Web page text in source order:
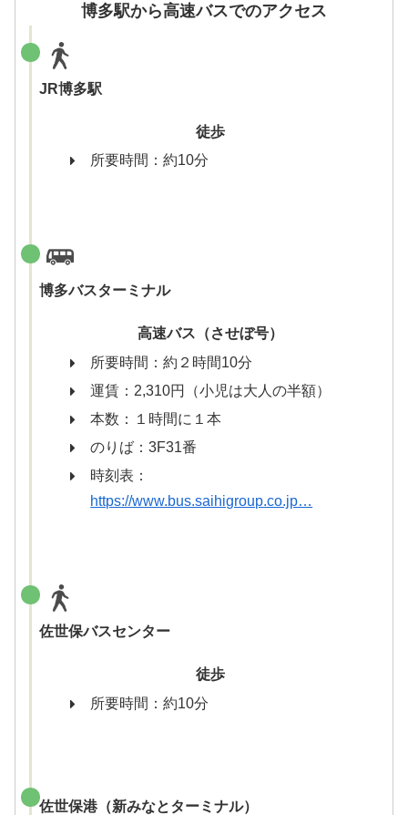
博多駅から高速バスでのアクセス
JR博多駅
徒歩
所要時間：約10分
博多バスターミナル
高速バス（させぼ号）
所要時間：約２時間10分
運賃：2,310円（小児は大人の半額）
本数：１時間に１本
のりば：3F31番
時刻表：
https://www.bus.saihigroup.co.jp…
佐世保バスセンター
徒歩
所要時間：約10分
佐世保港（新みなとターミナル）